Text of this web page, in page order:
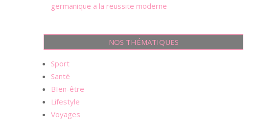
germanique a la reussite moderne
NOS THÉMATIQUES
Sport
Santé
BIen-être
Lifestyle
Voyages